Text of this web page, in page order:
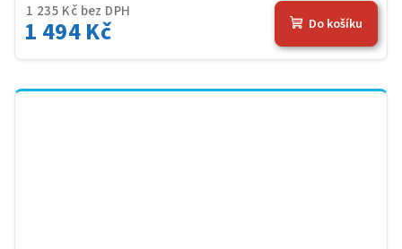
1 235 Kč bez DPH
1 494 Kč Do košíku